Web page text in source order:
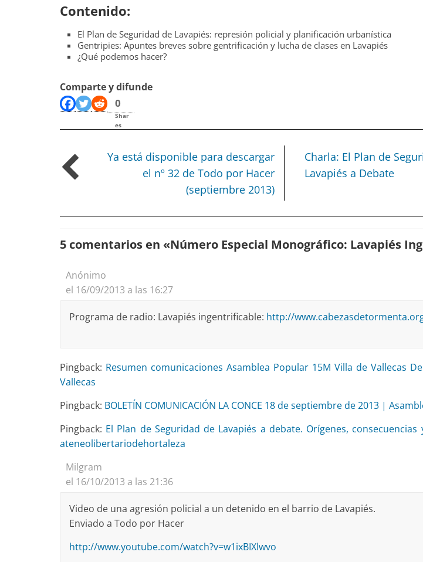
Contenido:
El Plan de Seguridad de Lavapiés: represión policial y planificación urbanística
Gentripies: Apuntes breves sobre gentrificación y lucha de clases en Lavapiés
¿Qué podemos hacer?
Comparte y difunde
0
Shar
es
Ya está disponible para descargar
el nº 32 de Todo por Hacer
(septiembre 2013)
Charla: El Plan de
Lavapiés a Debate
5 comentarios en «Número Especial Monográfico: Lavapiés
Anónimo
el 16/09/2013 a las 16:27
Programa de radio: Lavapiés ingentrificable: http://
Pingback: Resumen comunicaciones Asamblea Popular 15M Villa de Vallecas
Vallecas
Pingback: BOLETÍN COMUNICACIÓN LA CONCE 18 de septiembre de 2013 |
Pingback: El Plan de Seguridad de Lavapiés a debate. Orígenes,
ateneolibertariodehortaleza
Milgram
el 16/10/2013 a las 21:36
Video de una agresión policial a un detenido en el barrio de Lavapiés.
Enviado a Todo por Hacer
http://www.youtube.com/watch?v=w1ixBIXlwvo